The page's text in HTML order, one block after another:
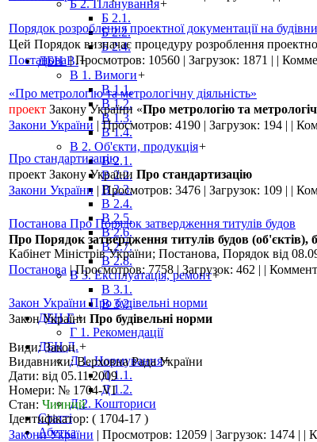
Б 2. Планування+
Б 2.1.
Б 2.2.
Б 2.4.
ДБН В.+
В 1. Вимоги+
В 1.1.
В 1.2.
В 1.3.
В 1.4.
В 2. Об'єкти, продукція+
В 2.1.
В 2.2.
В 2.3.
В 2.4.
В 2.5.
В 2.6.
В 2.7.
В 2.8.
В 3. Експлуатація, ремонт+
В 3.1.
В 3.2.
ДБН Г.+
Г 1. Рекомендації
ДБН Д.+
Д 1. Нормування+
Д 1.1.
Д 1.2.
Д 2. Кошториси
Статті
Абетка
Порядок розроблення проектної документації на
Цей Порядок визначає процедуру розроблення
Постанова|Просмотров: 10560 | Загрузок: 1871 | |
«Про метрологію та метрологічну діяльність»
проект Закону України «Про метрологію та
Закони України |Просмотров: 4190 | Загрузок: 194 | |
Про стандартизацію
проект Закону України Про стандартизацію
Закони України |Просмотров: 3476 | Загрузок: 109 | |
Постанова Про Порядок затвердження титулів будов
Про Порядок затвердження титулів будов (об'єктів),
Кабінет Міністрів України; Постанова, Порядок від
Постанова |Просмотров: 7758 | Загрузок: 462 | |
Закон України Про будівельні норми
Закон України Про будівельні норми
Види: Закон
Видавники: Верховна Рада України
Дати: від 05.11.2009
Номери: № 1704-VI
Стан: Чинний
Ідентифікатор: ( 1704-17 )
Закони України | Просмотров: 12059 | Загрузок: 1474 | |